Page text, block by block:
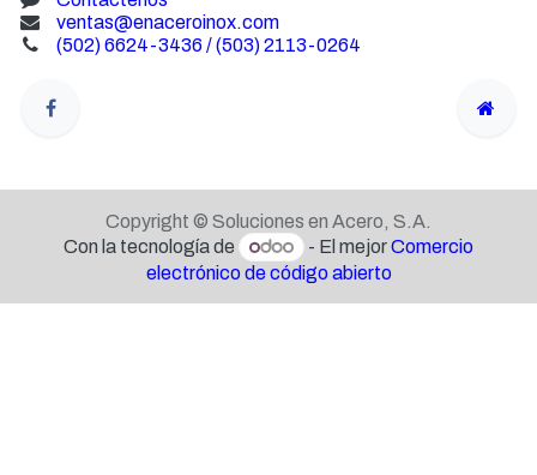
ventas@enaceroinox.com
(502) 6624-3436 / (503) 2113-0264
Copyright © Soluciones en Acero, S.A.
Con la tecnología de
- El mejorComercio
electrónico de código abierto